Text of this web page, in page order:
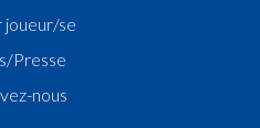
joueur/se
Presse
nous